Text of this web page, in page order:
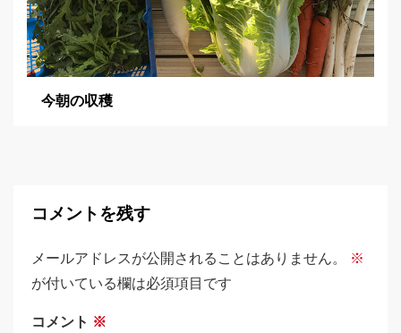
今朝の収穫
コメントを残す
メールアドレスが公開されることはありません。
※
が付いている欄は必須項目です
コメント ※